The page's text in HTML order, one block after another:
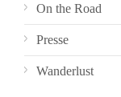
On the Road
Presse
Wanderlust